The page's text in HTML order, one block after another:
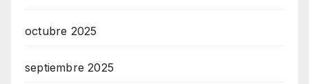
octubre 2025
septiembre 2025